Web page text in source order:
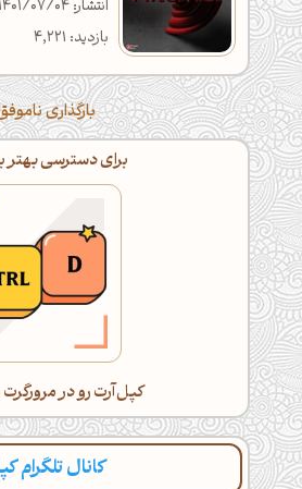
انتشار: 1401/07/04
بازدید: 4,221
بارگذاری
برای دسترسی بهتر
کپل‌آرت رو در
کانال تلگرام